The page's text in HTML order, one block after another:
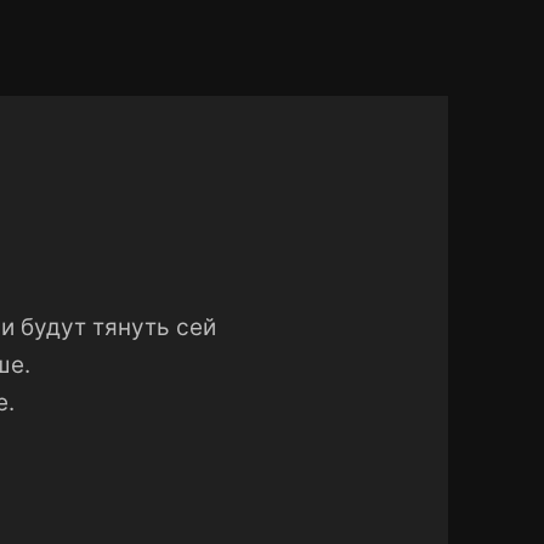
будут тянуть сей